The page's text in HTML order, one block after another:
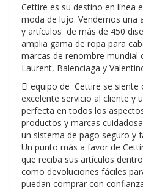
Cettire es su destino en línea
moda de lujo. Vendemos una
y artículos de más de 450
amplia gama de ropa para
marcas de renombre mundial
Laurent, Balenciaga y
El equipo de Cettire se
excelente servicio al cliente y
perfecta en todos los
productos y marcas
un sistema de pago seguro y
Un punto más a favor de
que reciba sus artículos
como devoluciones fáciles
puedan comprar con